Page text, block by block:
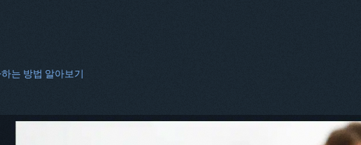
는 방법 알아보기